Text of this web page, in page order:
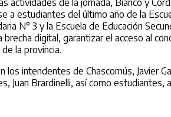
a estudiantes del último año de la
N° 3 y la Escuela de Educación
digital, garantizar el acceso al
la provincia.
los intendentes de Chascomús, Javier
Juan Brardinelli, así como